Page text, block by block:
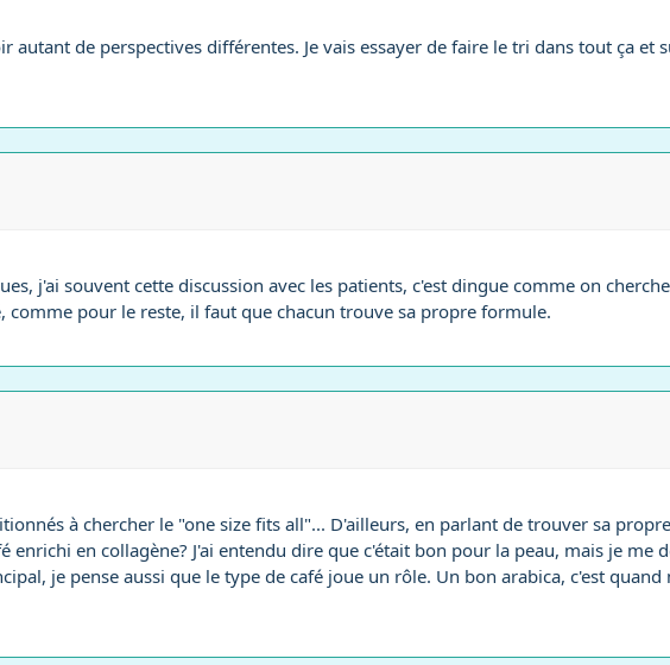
autant de perspectives différentes. Je vais essayer de faire le tri dans tout ça et
j'ai souvent cette discussion avec les patients, c'est dingue comme on
comme pour le reste, il faut que chacun trouve sa propre formule.
à chercher le "one size fits all"... D'ailleurs, en parlant de trouver sa
en collagène? J'ai entendu dire que c'était bon pour la peau, mais je me
je pense aussi que le type de café joue un rôle. Un bon arabica, c'est